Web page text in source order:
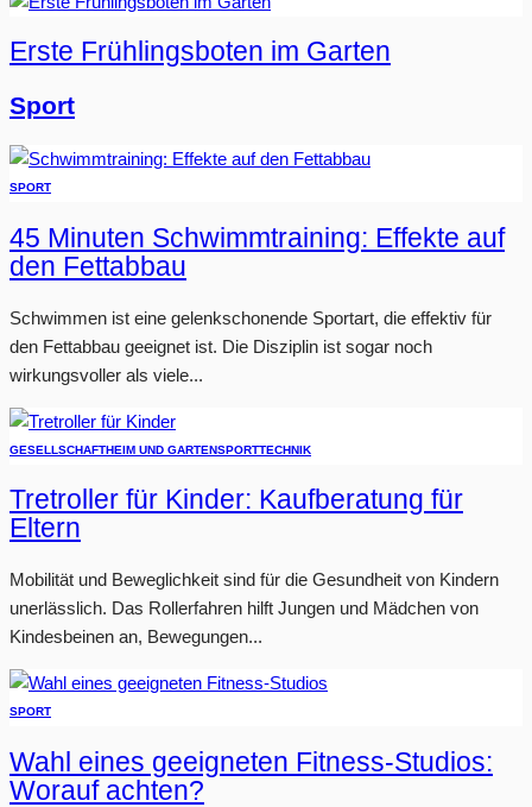
Erste Frühlingsboten im Garten
Sport
SPORT
45 Minuten Schwimmtraining: Effekte auf
den Fettabbau
Schwimmen ist eine gelenkschonende Sportart, die effektiv für
den Fettabbau geeignet ist. Die Disziplin ist sogar noch
wirkungsvoller als viele...
GESELLSCHAFTHEIM UND GARTENSPORTTECHNIK
Tretroller für Kinder: Kaufberatung für
Eltern
Mobilität und Beweglichkeit sind für die Gesundheit von Kindern
unerlässlich. Das Rollerfahren hilft Jungen und Mädchen von
Kindesbeinen an, Bewegungen...
SPORT
Wahl eines geeigneten Fitness-Studios:
Worauf achten?